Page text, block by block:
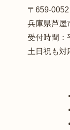
〒659-0052
兵庫県芦屋
受付時間：
土日祝も対